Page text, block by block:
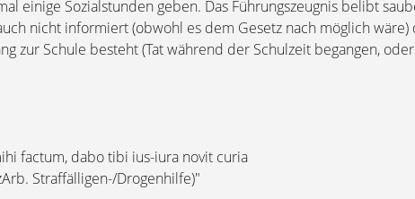
einige Sozialstunden geben. Das Führungszeugnis belibt
nicht informiert (obwohl es dem Gesetz nach möglich wäre)
zur Schule besteht (Tat während der Schulzeit begangen,
factum, dabo tibi ius-iura novit curia
Straffälligen-/Drogenhilfe)"